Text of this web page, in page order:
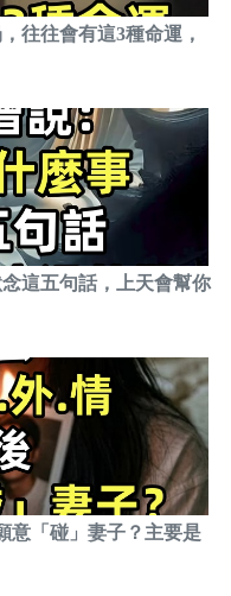
往往會有這3種命運，
這五句話，上天會幫你
意「碰」妻子？主要是